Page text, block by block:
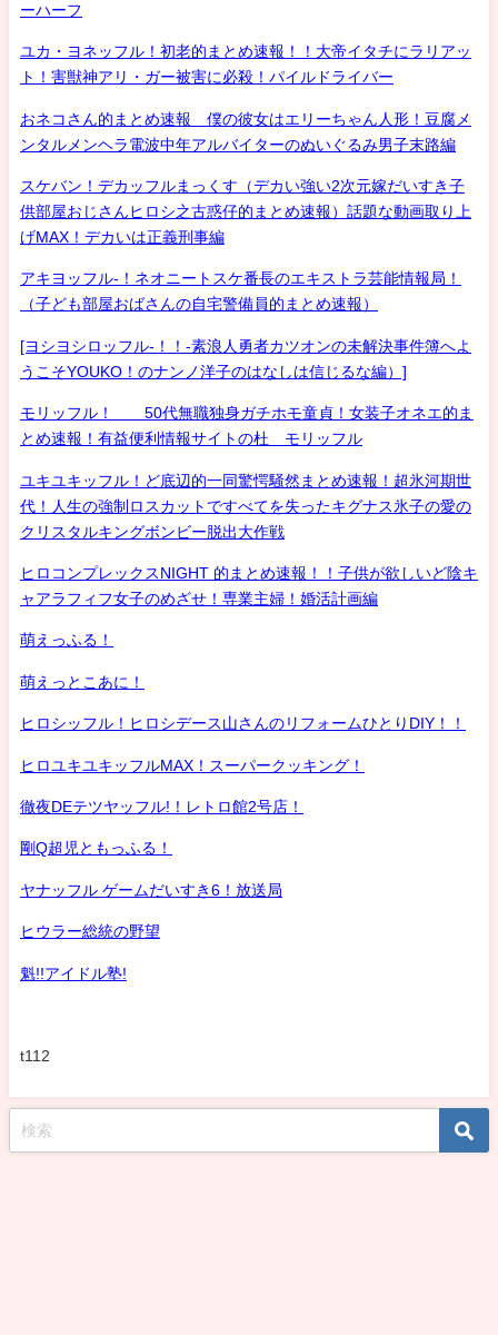
ーハーフ
ユカ・ヨネッフル！初老的まとめ速報！！大帝イタチにラリアッ
ト！害獣神アリ・ガー被害に必殺！パイルドライバー
おネコさん的まとめ速報 僕の彼女はエリーちゃん人形！豆腐メ
ンタルメンヘラ電波中年アルバイターのぬいぐるみ男子末路編
スケバン！デカッフルまっくす（デカい強い2次元嫁だいすき子
供部屋おじさんヒロシ之古惑仔的まとめ速報）話題な動画取り上
げMAX！デカいは正義刑事編
アキヨッフル-！ネオニートスケ番長のエキストラ芸能情報局！
（子ども部屋おばさんの自宅警備員的まとめ速報）
[ヨシヨシロッフル-！！-素浪人勇者カツオンの未解決事件簿へよ
うこそYOUKO！のナンノ洋子のはなしは信じるな編）]
モリッフル！ 50代無職独身ガチホモ童貞！女装子オネエ的ま
とめ速報！有益便利情報サイトの杜 モリッフル
ユキユキッフル！ど底辺的一同驚愕騒然まとめ速報！超氷河期世
代！人生の強制ロスカットですべてを失ったキグナス氷子の愛の
クリスタルキングボンビー脱出大作戦
ヒロコンプレックスNIGHT 的まとめ速報！！子供が欲しいど陰キ
ャアラフィフ女子のめざせ！専業主婦！婚活計画編
萌えっふる！
萌えっとこあに！
ヒロシッフル！ヒロシデース山さんのリフォームひとりDIY！！
ヒロユキユキッフルMAX！スーパークッキング！
徹夜DEテツヤッフル!！レトロ館2号店！
剛Q超児ともっふる！
ヤナッフル ゲームだいすき6！放送局
ヒウラー総統の野望
魁!!アイドル塾!
t112